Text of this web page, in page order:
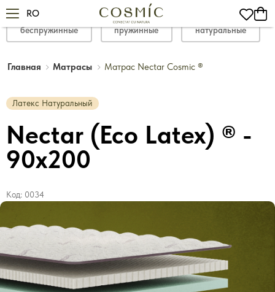
RO
беспружинные пружинные натуральные
Главная Матрасы Матрас Nectar Cosmic ®
Латекс Натуральный
Nectar (Eco Latex) ® -
90x200
Код: 0034